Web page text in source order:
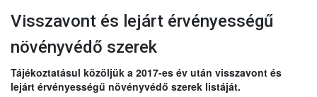
Visszavont és lejárt érvényességű
növényvédő szerek
Tájékoztatásul közöljük a 2017-es év után visszavont és
lejárt érvényességű növényvédő szerek listáját.